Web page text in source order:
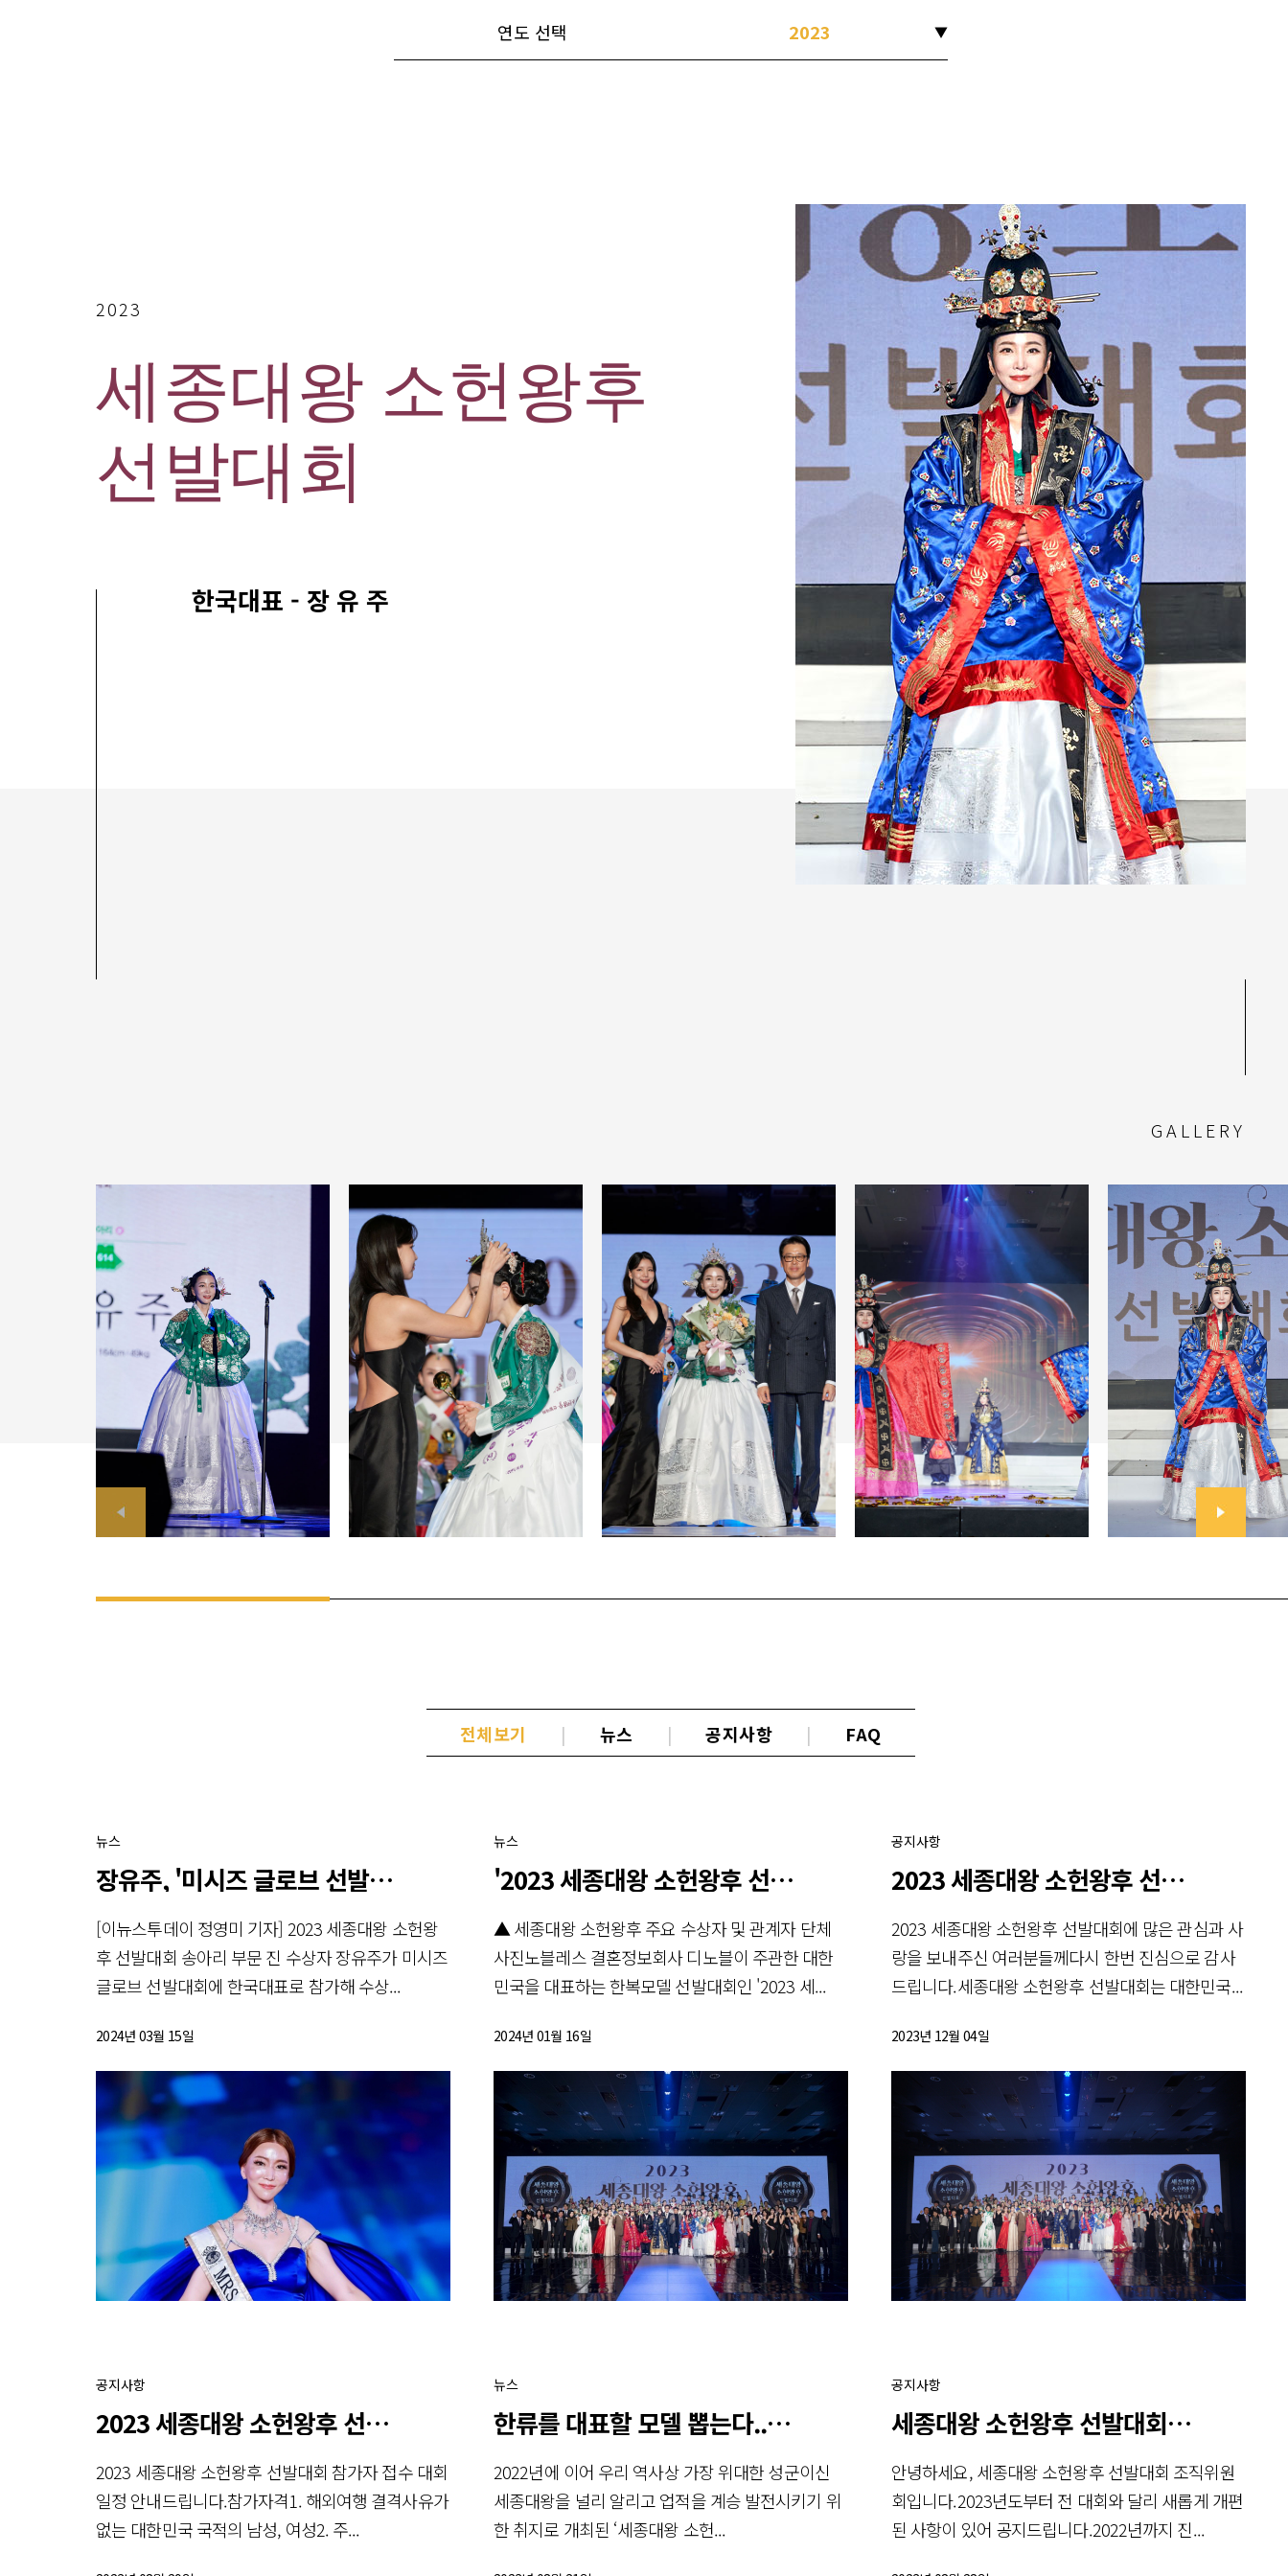
연도 선택 2023
2023
세종대왕 소헌왕후
선발대회
한국대표 - 장 유 주
GALLERY
전체보기 | 뉴스 | 공지사항 | FAQ
뉴스
장유주, '미시즈 글로브 선발대회'서
[이뉴스투데이 정영미 기자] 2023 세종대왕 소헌왕
후 선발대회 송아리 부문 진 수상자 장유주가 미시즈
글로브 선발대회에 한국대표로 참가해 수상...
2024년 03월 15일
뉴스
'2023 세종대왕 소헌왕후 선발대회
▲ 세종대왕 소헌왕후 주요 수상자 및 관계자 단체
사진노블레스 결혼정보회사 디노블이 주관한 대한
민국을 대표하는 한복모델 선발대회인 '2023 세...
2024년 01월 16일
공지사항
2023 세종대왕 소헌왕후 선발대회
2023 세종대왕 소헌왕후 선발대회에 많은 관심과 사
랑을 보내주신 여러분들께다시 한번 진심으로 감사
드립니다.세종대왕 소헌왕후 선발대회는 대한민국...
2023년 12월 04일
공지사항
2023 세종대왕 소헌왕후 선발대회
2023 세종대왕 소헌왕후 선발대회 참가자 접수 대회
일정 안내드립니다.참가자격1. 해외여행 결격사유가
없는 대한민국 국적의 남성, 여성2. 주...
뉴스
한류를 대표할 모델 뽑는다...‘20
2022년에 이어 우리 역사상 가장 위대한 성군이신
세종대왕을 널리 알리고 업적을 계승 발전시키기 위
한 취지로 개최된 ‘세종대왕 소헌...
공지사항
세종대왕 소헌왕후 선발대회 예선 면접
안녕하세요, 세종대왕 소헌왕후 선발대회 조직위원
회입니다.2023년도부터 전 대회와 달리 새롭게 개편
된 사항이 있어 공지드립니다.2022년까지 진...